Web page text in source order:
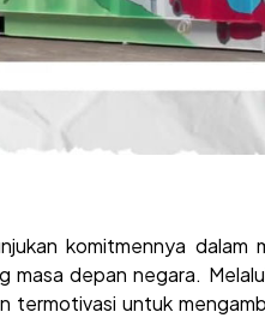
komitmennya dalam
depan negara.
termotivasi untuk